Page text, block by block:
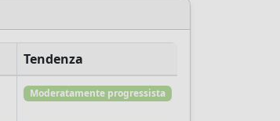
Tendenza
Moderatamente progressista